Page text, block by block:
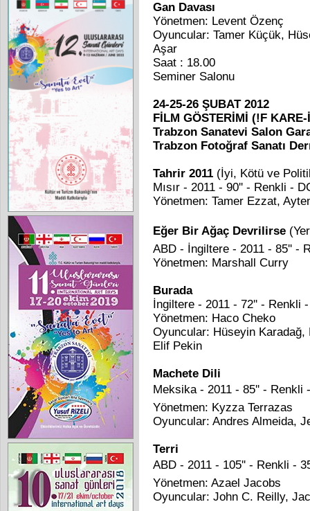
Gan Davası
Yönetmen: Levent Özenç
Oyuncular: Tamer Küçük,
Aşar
Saat : 18.00
Seminer Salonu
24-25-26 ŞUBAT 2012
FİLM GÖSTERİMİ (!F
Trabzon Sanatevi Salon
Trabzon Fotoğraf Sanatı
Tahrir 2011(İyi, Kötü ve
Mısır - 2011 - 90'' - Renkli -
Yönetmen: Tamer Ezzat,
Eğer Bir Ağaç Devrilirse
ABD - İngiltere - 2011 - 85'' -
Yönetmen: Marshall Curry
Burada
İngiltere - 2011 - 72'' - Renkli
Yönetmen: Haco Cheko
Oyuncular: Hüseyin
Elif Pekin
Machete Dili
Meksika - 2011 - 85'' - Renkli
Yönetmen: Kyzza Terrazas
Oyuncular: Andres Almeida,
Terri
ABD - 2011 - 105'' - Renkli -
Yönetmen: Azael Jacobs
Oyuncular: John C. Reilly,